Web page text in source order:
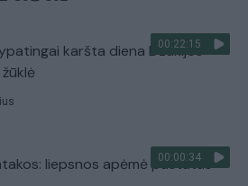
00:22:15
ypatingai karšta diena Dzūkijos
00:00:34
liepsnos apėmė pastatus